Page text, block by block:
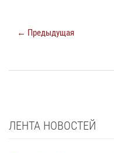
← Предыдущая
ЛЕНТА НОВОСТЕЙ